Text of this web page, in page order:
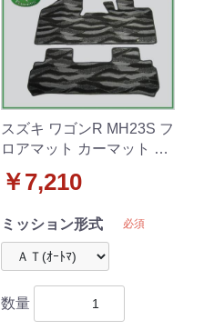
スズキ ワゴンR MH23S フ
ロアマット カーマット 織
￥7,210
ミッション形式 必須
数量